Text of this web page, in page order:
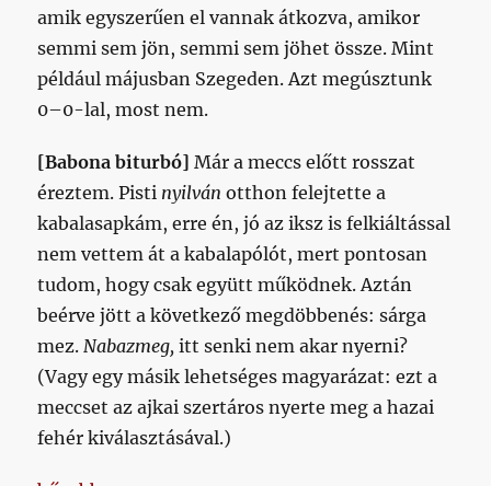
amik egyszerűen el vannak átkozva, amikor
semmi sem jön, semmi sem jöhet össze. Mint
például májusban Szegeden. Azt megúsztunk
0–0-lal, most nem.
[Babona biturbó]Már a meccs előtt rosszat
éreztem. Pisti nyilvánotthon felejtette a
kabalasapkám, erre én, jó az iksz is felkiáltással
nem vettem át a kabalapólót, mert pontosan
tudom, hogy csak együtt működnek. Aztán
beérve jött a következő megdöbbenés: sárga
mez.Nabazmeg, itt senki nem akar nyerni?
(Vagy egy másik lehetséges magyarázat: ezt a
meccset az ajkai szertáros nyerte meg a hazai
fehér kiválasztásával.)